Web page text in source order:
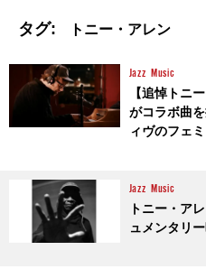
タグ: トニー・アレン
Jazz Music
【追悼トニ
がコラボ曲
ィヴのフェ
Jazz Music
トニー・ア
ュメンタリ